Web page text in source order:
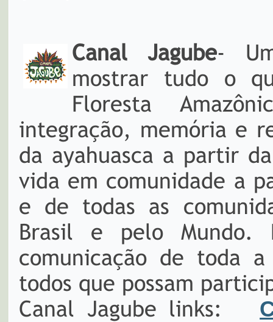
Canal Jagube-
mostrar tudo o
Floresta
integração, memória e
da ayahuasca a partir
vida em comunidade a
e de todas as
Brasil e pelo Mundo.
comunicação de toda
todos que possam
Canal Jagube links: